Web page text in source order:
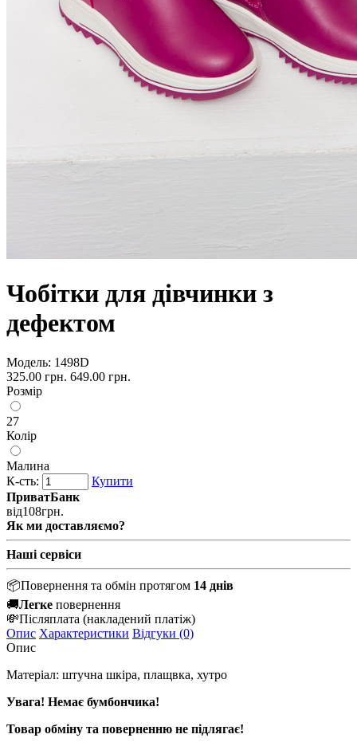
Чобітки для дівчинки з
дефектом
Модель: 1498D
325.00 грн. 649.00 грн.
Розмір
27
Колір
Малина
К-сть:
Купити
ПриватБанк
від108грн.
Як ми доставляємо?
Наші сервіси
📦Повернення та обмін протягом 14 днів
🚚Легке повернення
💸Післяплата (накладений платіж)
Опис Характеристики Відгуки (0)
Опис
Матеріал: штучна шкіра, плащвка, хутро
Увага! Немає бумбончика!
Товар обміну та поверненню не підлягає!